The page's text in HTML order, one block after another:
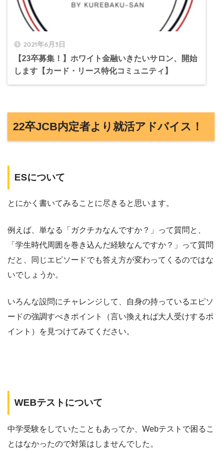
2021年6月3日
【23卒募集！】ホワイト金融いきたいサロン、開始
します【カード・リース特化コミュニティ】
22卒JCB内定者より就活アドバイス！
ESについて
とにかく書いてみることに尽きると思います。
例えば、単なる「ガクチカなんですか？」って質問と、
「学生時代周囲を巻き込んだ経験なんですか？」って質問
だと、同じエピソードでも答え方が変わってくるのではな
いでしょうか。
いろんな設問にチャレンジして、自身の持っているエピソ
ードの強調すべきポイント（言い換えれば大人受けするポ
イント）を見つけてみてください。
WEBテストについて
中学受験をしていたこともあってか、Webテストで困るこ
とはなかったので対策はしませんでした。